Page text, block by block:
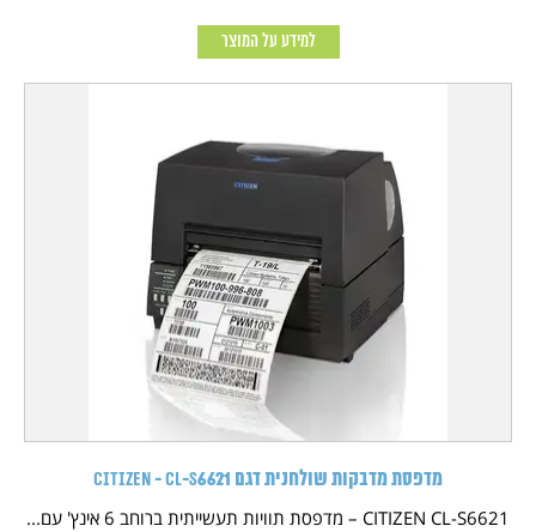
למידע על המוצר
מדפסת מדבקות שולחנית דגם CITIZEN - CL-S6621
CITIZEN CL-S6621 – מדפסת תוויות תעשייתית ברוחב 6 אינץ' עם...